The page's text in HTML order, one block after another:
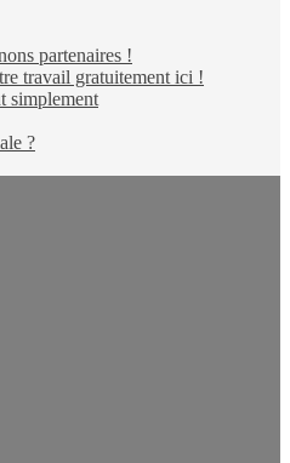
partenaires !
travail gratuitement ici !
simplement
?